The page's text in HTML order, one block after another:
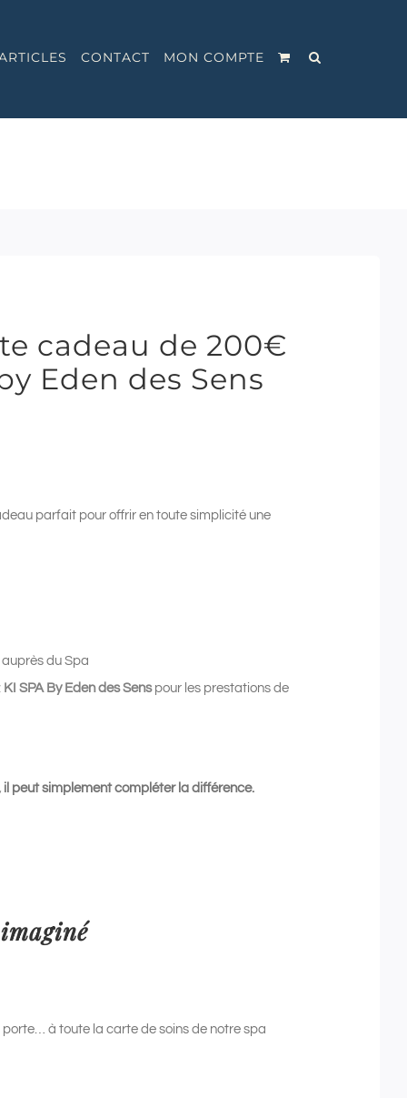
CONTACT MON COMPTE
cadeau de 200€
Eden des Sens
parfait pour offrir en toute simplicité une
du Spa
KI SPA By Eden des Senspour les prestations de
peut simplement compléter la différence.
à toute la carte de soins de notre spa